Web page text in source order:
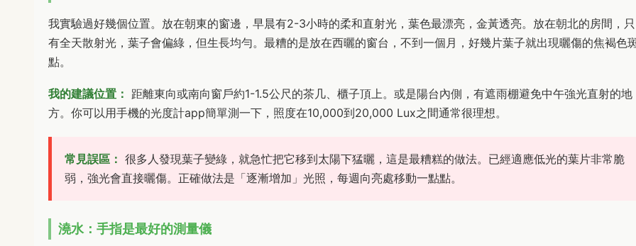
我實驗過好幾個位置。放在朝東的窗邊，早晨有2-3小時的柔和直射光，葉色最漂亮，金黃透亮。放在朝北的房間，只
有全天散射光，葉子會偏綠，但生長均勻。最糟的是放在西曬的窗台，不到一個月，好幾片葉子就出現曬傷的焦褐色
點。
我的建議位置： 距離東向或南向窗戶約1-1.5公尺的茶几、櫃子頂上。或是陽台內側，有遮雨棚避免中午強光直射的地
方。你可以用手機的光度計app簡單測一下，照度在10,000到20,000 Lux之間通常很理想。
常見誤區： 很多人發現葉子變綠，就急忙把它移到太陽下猛曬，這是最糟糕的做法。已經適應低光的葉片非常脆
弱，強光會直接曬傷。正確做法是「逐漸增加」光照，每週向亮處移動一點點。
澆水：手指是最好的測量儀